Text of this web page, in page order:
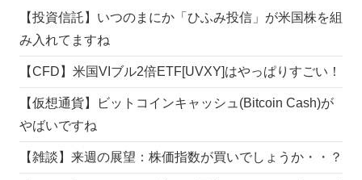
【投資信託】いつのまにか「ひふみ投信」が米国株を組
み入れてますね
【CFD】米国VIブル2倍ETF[UVXY]はやっぱりすごい！
【仮想通貨】ビットコインキャッシュ(Bitcoin Cash)が
やばいですね
【雑談】来週の展望：株価指数が買いでしょうか・・？